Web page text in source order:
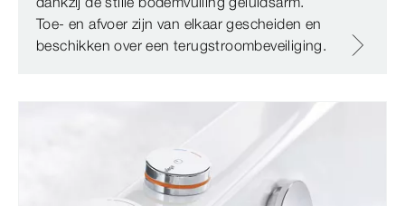
Toe- en afvoer zijn van elkaar gescheiden en
beschikken over een terugstroombeveiliging.